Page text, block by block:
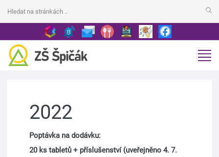
2022
Poptávka na dodávku:
20 ks tabletů + příslušenství (uveřejněno 4. 7.